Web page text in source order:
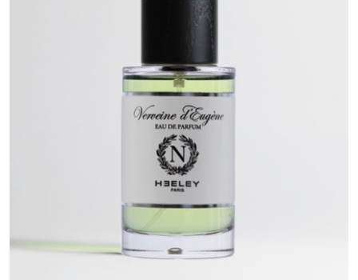
Maitre Parfumeur et Gantier